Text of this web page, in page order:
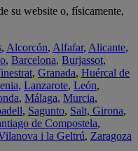
su website o, físicamente,
, Alcorcón, Alfafar, Alicante,
, Barcelona, Burjassot,
, Granada, Huércal de
, Lanzarote, León,
, Málaga, Murcia,
, Sagunto, Salt, Girona,
de Compostela,
i la Geltrú, Zaragoza